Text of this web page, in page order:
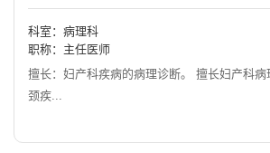
科室：病理科
职称：主任医师
擅长：妇产科疾病的病理诊断。 擅长妇产科
颈疾...